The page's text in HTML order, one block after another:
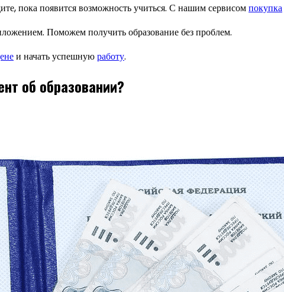
пока появится возможность учиться. С нашим сервисомпокупка
Поможем получить образование без проблем.
и начать успешнуюработу.
об образовании?